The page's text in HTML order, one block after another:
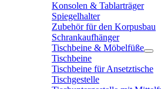
Konsolen & Tablarträger
Spiegelhalter
Zubehör für den Korpusbau
Schrankaufhänger
Tischbeine & Möbelfüße
Tischbeine
Tischbeine für Ansetztische
Tischgestelle